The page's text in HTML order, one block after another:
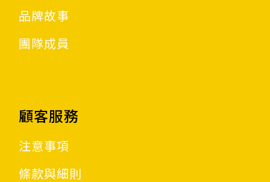
品牌故事
團隊成員
顧客服務
注意事項
條款與細則